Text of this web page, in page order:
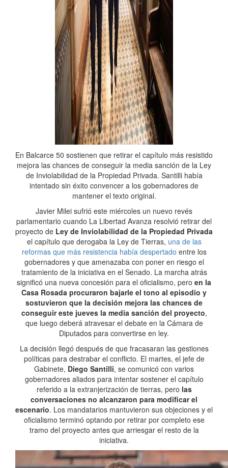
En Balcarce 50 sostienen que retirar el capítulo más resistido
mejora las chances de conseguir la media sanción de la Ley
de Inviolabilidad de la Propiedad Privada. Santilli había
intentado sin éxito convencer a los gobernadores de
mantener el texto original.
Javier Milei sufrió este miércoles un nuevo revés
parlamentario cuando La Libertad Avanza resolvió retirar del
proyecto de Ley de Inviolabilidad de la Propiedad Privada
el capítulo que derogaba la Ley de Tierras, una de las
reformas que más resistencia había despertado entre los
gobernadores y que amenazaba con poner en riesgo el
tratamiento de la iniciativa en el Senado. La marcha atrás
significó una nueva concesión para el oficialismo, pero en la
Casa Rosada procuraron bajarle el tono al episodio y
sostuvieron que la decisión mejora las chances de
conseguir este jueves la media sanción del proyecto,
que luego deberá atravesar el debate en la Cámara de
Diputados para convertirse en ley.
La decisión llegó después de que fracasaran las gestiones
políticas para destrabar el conflicto. El martes, el jefe de
Gabinete, Diego Santilli, se comunicó con varios
gobernadores aliados para intentar sostener el capítulo
referido a la extranjerización de tierras, pero las
conversaciones no alcanzaron para modificar el
escenario. Los mandatarios mantuvieron sus objeciones y el
oficialismo terminó optando por retirar por completo ese
tramo del proyecto antes que arriesgar el resto de la
iniciativa.